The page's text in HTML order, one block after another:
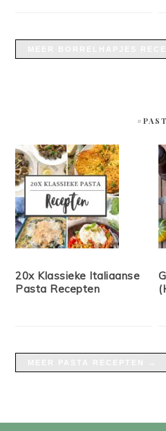
20x Klassieke Italiaanse
Pasta Recepten